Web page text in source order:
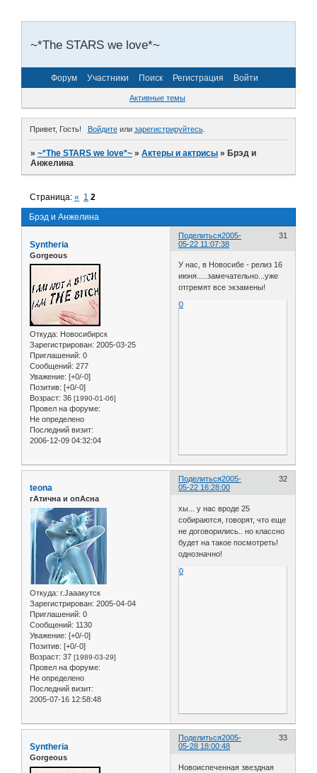
~*The STARS we love*~
Форум Участники Поиск Регистрация Войти
Активные темы
Привет, Гость! Войдитеили зарегистрируйтесь.
»~*The STARS we love*~ »Актеры и актрисы »Брэд и
Анжелина
Брэд и Анжелина
Страница:« 1 2
Поделиться 31
2005-
05-22 11:07:38
Syntheria
Gorgeous
Откуда: Новосибирск
Зарегистрирован: 2005-03-25
Приглашений: 0
Сообщений: 277
Уважение: [+0/-0]
Позитив: [+0/-0]
Возраст: 36 [1990-01-06]
Провел на форуме:
Не определено
Последний визит:
2006-12-09 04:32:04
У нас, в Новосибе - релиз 16
июня.....замечательно...уже
отгремят все экзамены!
0
Поделиться 32
2005-
05-22 16:28:00
teona
гАтична и опАсна
Откуда: г.Jaaaкутск
Зарегистрирован: 2005-04-04
Приглашений: 0
Сообщений: 1130
Уважение: [+0/-0]
Позитив: [+0/-0]
Возраст: 37 [1989-03-29]
Провел на форуме:
Не определено
Последний визит:
2005-07-16 12:58:48
хы... у нас вроде 25
собираются, говорят, что еще
не договорились.. но классно
будет на такое посмотреть!
однозначно!
0
Поделиться 33
2005-
05-28 18:00:48
Syntheria
Gorgeous
Новоиспеченная звездная